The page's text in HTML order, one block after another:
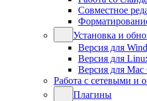
Совместное
Установка и
Версия для
Версия для
Версия для Mac
Работа с сетевыми и
Плагины